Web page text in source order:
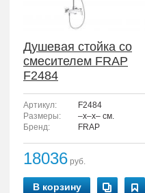
Душевая стойка со
смесителем FRAP
F2484
Артикул:
F2484
Размеры:
–x–x– см.
Бренд:
FRAP
18036 руб.
В корзину